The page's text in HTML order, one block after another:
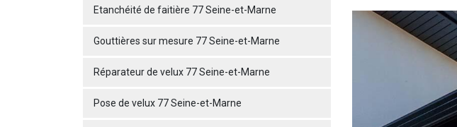
Etanchéité de faitière 77 Seine-et-Marne
Gouttières sur mesure 77 Seine-et-Marne
Réparateur de velux 77 Seine-et-Marne
Pose de velux 77 Seine-et-Marne